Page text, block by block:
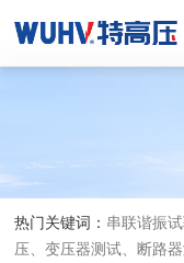
热门关键词： 串联谐振
压、变压器测试、断路